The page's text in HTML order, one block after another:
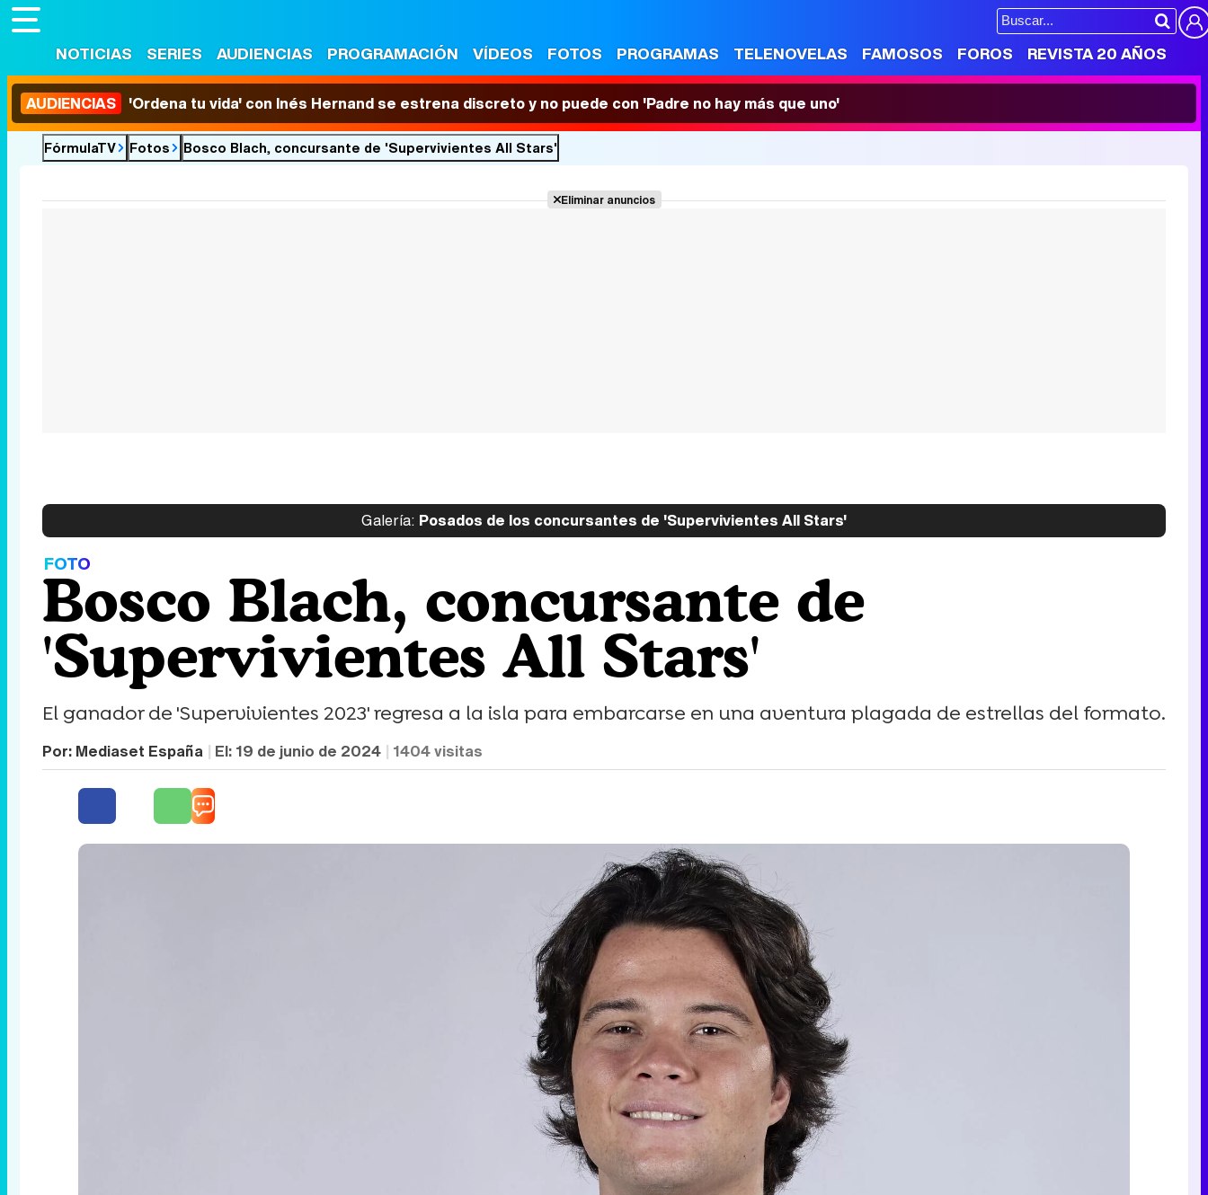
NOTICIAS SERIES AUDIENCIAS PROGRAMACIÓN VÍDEOS FOTOS PROGRAMAS TELENOVELAS FAMOSOS FOROS REVISTA 20 AÑOS
AUDIENCIAS 'Ordena tu vida' con Inés Hernand se estrena discreto y no puede con 'Padre no hay más que uno'
FórmulaTV Fotos Bosco Blach, concursante de 'Supervivientes All Stars'
Eliminar anuncios
Galería: Posados de los concursantes de 'Supervivientes All Stars'
FOTO
Bosco Blach, concursante de
'Supervivientes All Stars'
El ganador de 'Supervivientes 2023' regresa a la isla para embarcarse en una aventura plagada de estrellas del formato.
Por: Mediaset España El: 19 de junio de 2024 1404visitas